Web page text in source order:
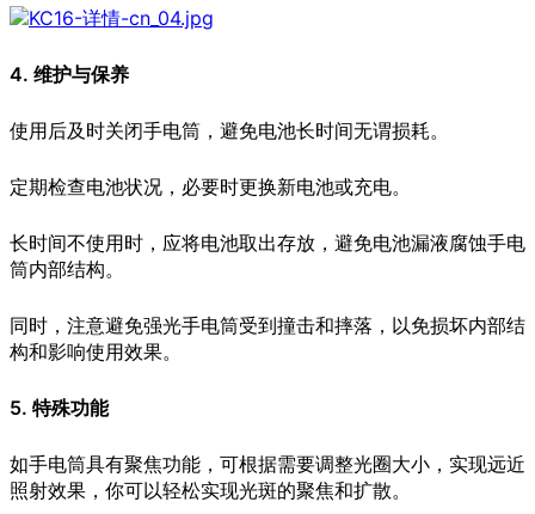
4. 维护与保养
使用后及时关闭手电筒，避免电池长时间无谓损耗。
定期检查电池状况，必要时更换新电池或充电。
长时间不使用时，应将电池取出存放，避免电池漏液腐蚀手电
筒内部结构。
同时，注意避免强光手电筒受到撞击和摔落，以免损坏内部结
构和影响使用效果。
5. 特殊功能
如手电筒具有聚焦功能，可根据需要调整光圈大小，实现远近
照射效果，你可以轻松实现光斑的聚焦和扩散。